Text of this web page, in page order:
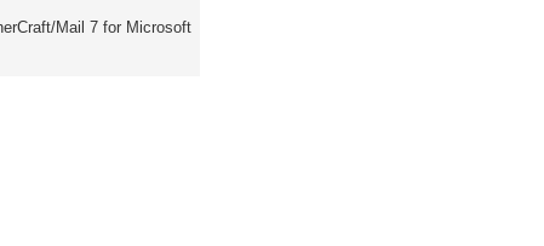
Mail 7 for Microsoft